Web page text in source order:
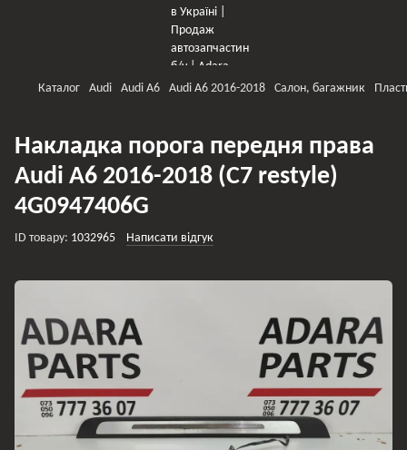
Каталог Audi Audi A6 Audi A6 2016-2018 Салон, багажник
Накладка порога передня права
Audi A6 2016-2018 (C7 restyle)
4G0947406G
ID товару: 1032965 Написати відгук